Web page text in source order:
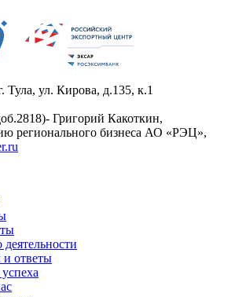
Тула, ул. Кирова, д.135, к.1
Григорий Какоткин,
регионального бизнеса АО «РЭЦ»,
ответы